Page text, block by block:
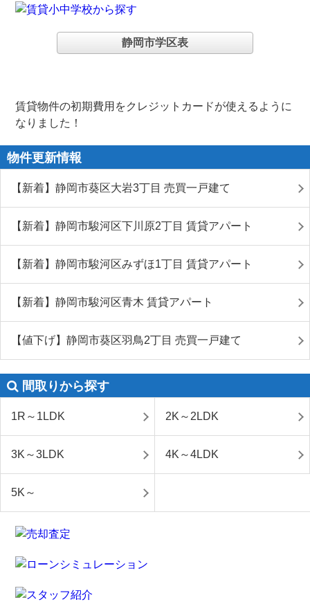
静岡市学区表
賃貸物件の初期費用をクレジットカードが使えるように
なりました！
物件更新情報
【新着】静岡市葵区大岩3丁目 売買一戸建て
【新着】静岡市駿河区下川原2丁目 賃貸アパート
【新着】静岡市駿河区みずほ1丁目 賃貸アパート
【新着】静岡市駿河区青木 賃貸アパート
【値下げ】静岡市葵区羽鳥2丁目 売買一戸建て
間取りから探す
1R～1LDK 2K～2LDK
3K～3LDK 4K～4LDK
5K～